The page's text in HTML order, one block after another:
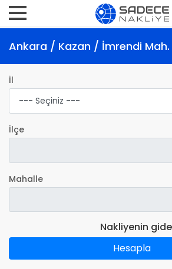
Ankara / Kazan / İmrendi Mah.
İl
İlçe
Mahalle
Nakliyenin
Hesapla